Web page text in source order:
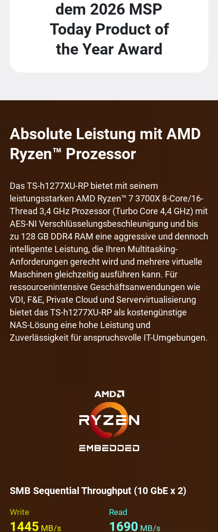
dem 2026 MSP
Today Product of
the Year Award
Absolute Leistung mit AMD
Ryzen™ Prozessor
Das TS-h1277XU-RP bietet mit seinem
leistungsstarken AMD Ryzen™ 7 3700X 8-Core/16-
Thread 3,4 GHz Prozessor (Turbo Core 4,4 GHz) mit
AES-NI Verschlüsselungsbeschleunigung und bis
zu 128 GB DDR4 RAM eine aggressive und dennoch
intelligente Leistung, die Ihren Multitasking-
Anforderungen gerecht wird und mehrere virtuelle
Maschinen gleichzeitig ausführen kann. Für
ressourcenintensive Geschäftsanwendungen wie
VDI, F&E, Private Cloud und Servervirtualisierung
bietet das TS-h1277XU-RP als kostengünstige
NAS-Lösung eine hohe Leistung und
Zuverlässigkeit für anspruchsvolle IT-Umgebungen.
SMB Sequential Throughput (10 GbE x 2)
Write
1445 MB/s
Read
1690 MB/s